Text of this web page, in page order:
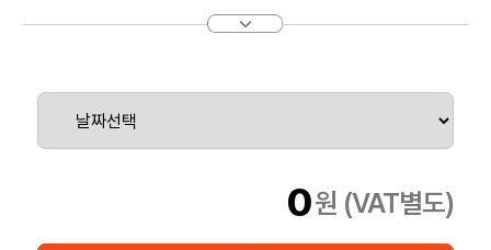
- 사설 레지스트리
0원 (VAT별도)